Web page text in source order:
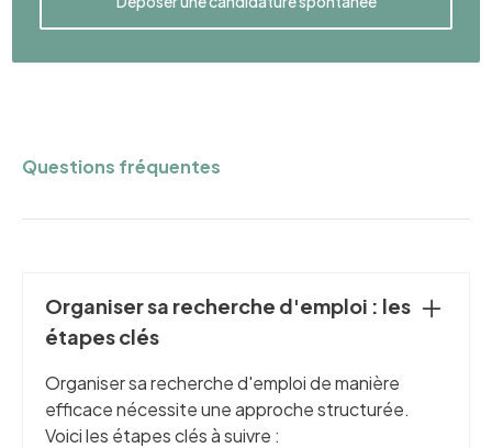
Questions fréquentes
Organiser sa recherche d'emploi : les
étapes clés
Organiser sa recherche d'emploi de manière
efficace nécessite une approche structurée.
Voici les étapes clés à suivre :